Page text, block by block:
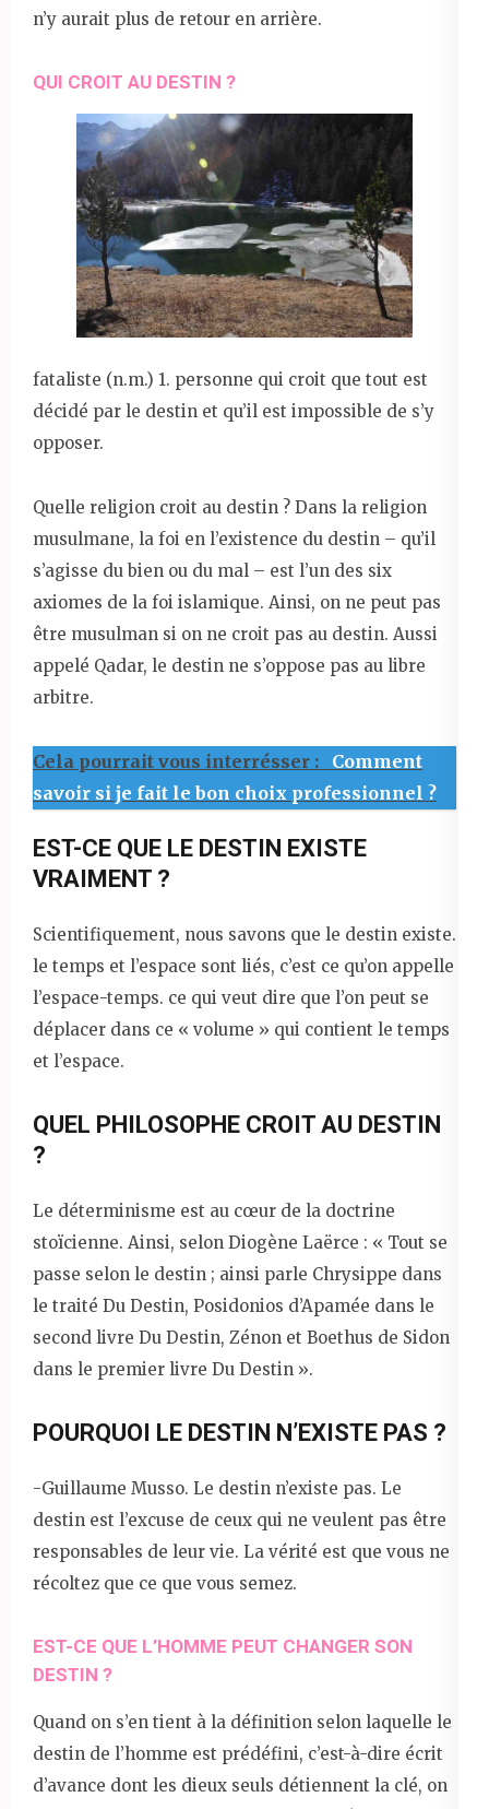
n’y aurait plus de retour en arrière.
QUI CROIT AU DESTIN ?
fataliste (n.m.) 1. personne qui croit que tout est
décidé par le destin et qu’il est impossible de s’y
opposer.
Quelle religion croit au destin ? Dans la religion
musulmane, la foi en l’existence du destin – qu’il
s’agisse du bien ou du mal – est l’un des six
axiomes de la foi islamique. Ainsi, on ne peut pas
être musulman si on ne croit pas au destin. Aussi
appelé Qadar, le destin ne s’oppose pas au libre
arbitre.
Cela pourrait vous interrésser :
Comment
savoir si je fait le bon choix professionnel ?
EST-CE QUE LE DESTIN EXISTE
VRAIMENT ?
Scientifiquement, nous savons que le destin existe.
le temps et l’espace sont liés, c’est ce qu’on appelle
l’espace-temps. ce qui veut dire que l’on peut se
déplacer dans ce « volume » qui contient le temps
et l’espace.
QUEL PHILOSOPHE CROIT AU DESTIN
?
Le déterminisme est au cœur de la doctrine
stoïcienne. Ainsi, selon Diogène Laërce : « Tout se
passe selon le destin ; ainsi parle Chrysippe dans
le traité Du Destin, Posidonios d’Apamée dans le
second livre Du Destin, Zénon et Boethus de Sidon
dans le premier livre Du Destin ».
POURQUOI LE DESTIN N’EXISTE PAS ?
-Guillaume Musso. Le destin n’existe pas. Le
destin est l’excuse de ceux qui ne veulent pas être
responsables de leur vie. La vérité est que vous ne
récoltez que ce que vous semez.
EST-CE QUE L’HOMME PEUT CHANGER SON
DESTIN ?
Quand on s’en tient à la définition selon laquelle le
destin de l’homme est prédéfini, c’est-à-dire écrit
d’avance dont les dieux seuls détiennent la clé, on